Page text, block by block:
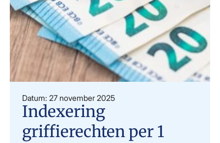
Datum: 27 november 2025
Indexering
griffierechten per 1